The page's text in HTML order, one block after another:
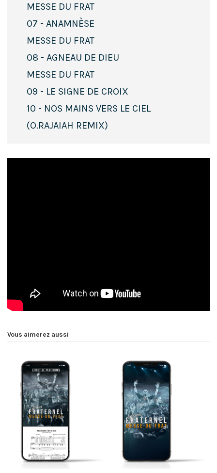
MESSE DU FRAT
07 - ANAMNÈSE
MESSE DU FRAT
08 - AGNEAU DE DIEU
MESSE DU FRAT
09 - LE SIGNE DE CROIX
10 - NOS MAINS VERS LE CIEL
(O.RAJAIAH REMIX)
Vous aimerez aussi